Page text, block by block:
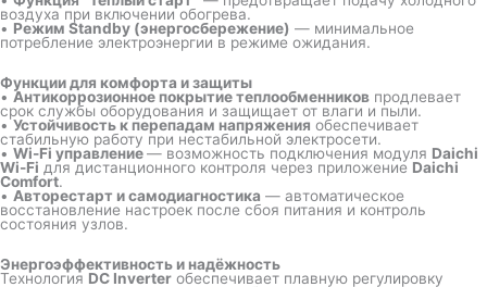
воздуха при включении обогрева.
• Режим Standby (энергосбережение) — минимальное
потребление электроэнергии в режиме ожидания.
Функции для комфорта и защиты
• Антикоррозионное покрытие теплообменников продлевает
срок службы оборудования и защищает от влаги и пыли.
•Устойчивость к перепадам напряжения обеспечивает
стабильную работу при нестабильной электросети.
• Wi-Fi управление— возможность подключения модуля Daichi
Wi-Fi для дистанционного контроля через приложение Daichi
Comfort.
• Авторестарт и самодиагностика — автоматическое
восстановление настроек после сбоя питания и контроль
состояния узлов.
Энергоэффективность и надёжность
Технология DC Inverter обеспечивает плавную регулировку